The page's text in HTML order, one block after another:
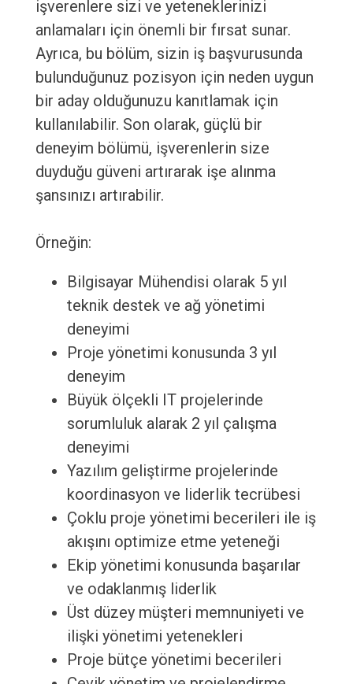
işverenlere sizi ve yeteneklerinizi
anlamaları için önemli bir fırsat sunar.
Ayrıca, bu bölüm, sizin iş başvurusunda
bulunduğunuz pozisyon için neden uygun
bir aday olduğunuzu kanıtlamak için
kullanılabilir. Son olarak, güçlü bir
deneyim bölümü, işverenlerin size
duyduğu güveni artırarak işe alınma
şansınızı artırabilir.
Örneğin:
Bilgisayar Mühendisi olarak 5 yıl
teknik destek ve ağ yönetimi
deneyimi
Proje yönetimi konusunda 3 yıl
deneyim
Büyük ölçekli IT projelerinde
sorumluluk alarak 2 yıl çalışma
deneyimi
Yazılım geliştirme projelerinde
koordinasyon ve liderlik tecrübesi
Çoklu proje yönetimi becerileri ile iş
akışını optimize etme yeteneği
Ekip yönetimi konusunda başarılar
ve odaklanmış liderlik
Üst düzey müşteri memnuniyeti ve
ilişki yönetimi yetenekleri
Proje bütçe yönetimi becerileri